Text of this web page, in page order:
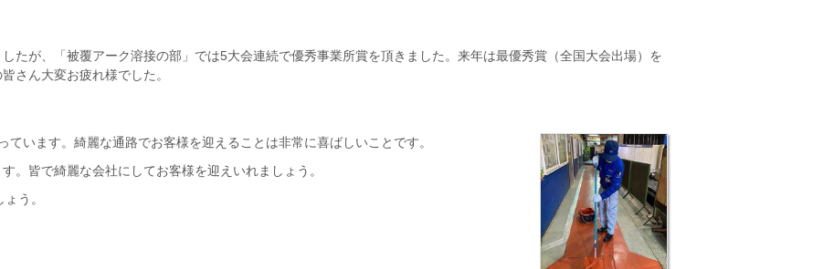
たが、「被覆アーク溶接の部」では5大会連続で優秀事業所賞を頂きました。来年は最優秀賞（全国大会出場）を
さん大変お疲れ様でした。
います。綺麗な通路でお客様を迎えることは非常に喜ばしいことです。
。皆で綺麗な会社にしてお客様を迎えいれましょう。
う。